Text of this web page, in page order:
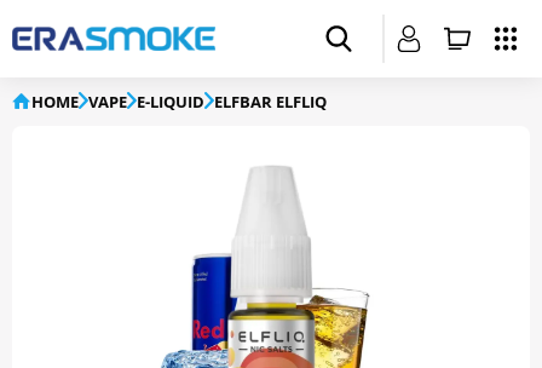
HOME VAPE E-LIQUID ELFBAR ELFLIQ